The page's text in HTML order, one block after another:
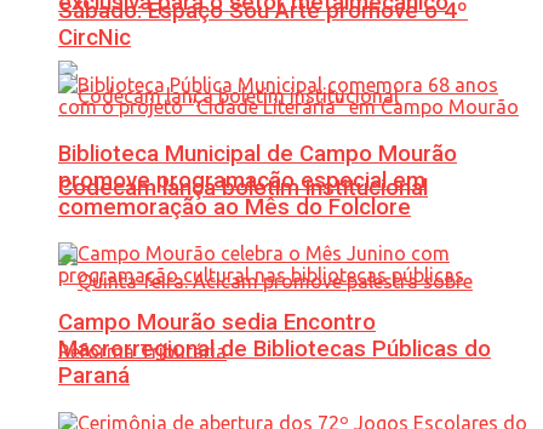
Codecam lança boletim institucional
Sábado: Espaço Sou Arte promove o 4º
CircNic
Biblioteca Municipal de Campo Mourão
promove programação especial em
comemoração ao Mês do Folclore
Campo Mourão sedia Encontro
Macrorregional de Bibliotecas Públicas do
Paraná